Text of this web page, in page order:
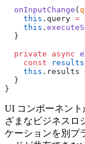
  onInputChange
(
    this
.query =
    this
.
  }
  private
async
    const
results
    this
.results
  }
}
UI コンポーネント
ざまなビジネスロ
ケーションを別プ